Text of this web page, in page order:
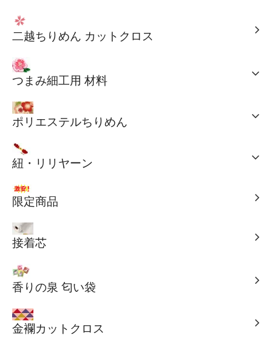
二越ちりめん カットクロス
つまみ細工用 材料
ポリエステルちりめん
紐・リリヤーン
限定商品
接着芯
香りの泉 匂い袋
金襴カットクロス